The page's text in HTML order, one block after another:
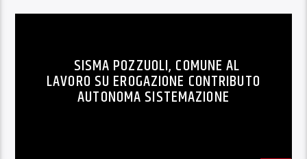
SISMA POZZUOLI, COMUNE AL
LAVORO SU EROGAZIONE CONTRIBUTO
AUTONOMA SISTEMAZIONE